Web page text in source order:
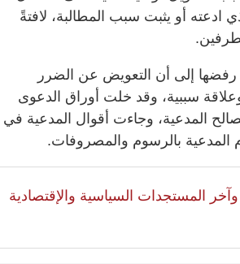
ادعته أو يثبت سبب المطالبة، لافتةً
إلى أن التعويض عن الضرر
سببية، وقد خلت أوراق الدعوى
المدعية، وجاءت أقوال المدعية في
بالرسوم والمصروفات.
وآخر المستجدات السياسية والإقتصادية